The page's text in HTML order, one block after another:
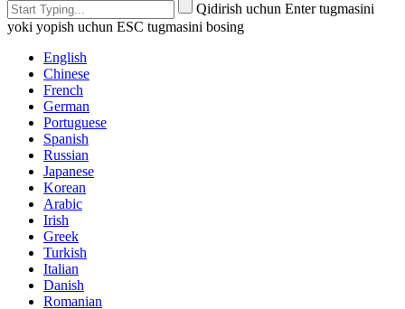
Qidirish uchun Enter tugmasini
yoki yopish uchun ESC tugmasini bosing
English
Chinese
French
German
Portuguese
Spanish
Russian
Japanese
Korean
Arabic
Irish
Greek
Turkish
Italian
Danish
Romanian